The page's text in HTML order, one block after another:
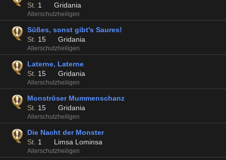
St. 1 Gridania
Allerschutzheiligen
Süßes, sonst gibt's Saures!
St. 15 Gridania
Allerschutzheiligen
Laterne, Laterne
St. 15 Gridania
Allerschutzheiligen
Monströser Mummenschanz
St. 15 Gridania
Allerschutzheiligen
Die Nacht der Monster
St. 1 Limsa Lominsa
Allerschutzheiligen